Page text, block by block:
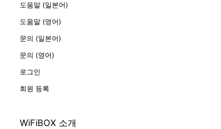
도움말 (일본어)
도움말 (영어)
문의 (일본어)
문의 (영어)
로그인
회원 등록
WiFiBOX 소개